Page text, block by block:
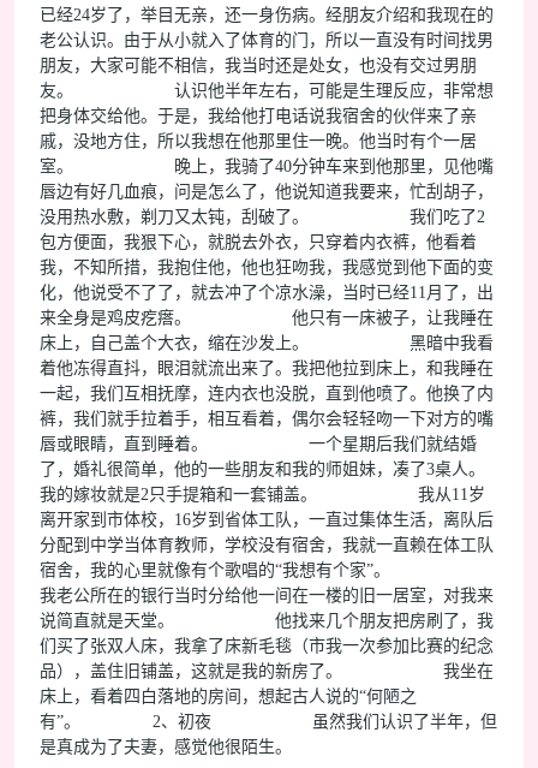
已经24岁了，举目无亲，还一身伤病。经朋友介绍和我现在的
老公认识。由于从小就入了体育的门，所以一直没有时间找男
朋友，大家可能不相信，我当时还是处女，也没有交过男朋
友。 认识他半年左右，可能是生理反应，非常想
把身体交给他。于是，我给他打电话说我宿舍的伙伴来了亲
戚，没地方住，所以我想在他那里住一晚。他当时有个一居
室。 晚上，我骑了40分钟车来到他那里，见他嘴
唇边有好几血痕，问是怎么了，他说知道我要来，忙刮胡子，
没用热水敷，剃刀又太钝，刮破了。 我们吃了2
包方便面，我狠下心，就脱去外衣，只穿着内衣裤，他看着
我，不知所措，我抱住他，他也狂吻我，我感觉到他下面的变
化，他说受不了了，就去冲了个凉水澡，当时已经11月了，出
来全身是鸡皮疙瘩。 他只有一床被子，让我睡在
床上，自己盖个大衣，缩在沙发上。 黑暗中我看
着他冻得直抖，眼泪就流出来了。我把他拉到床上，和我睡在
一起，我们互相抚摩，连内衣也没脱，直到他喷了。他换了内
裤，我们就手拉着手，相互看着，偶尔会轻轻吻一下对方的嘴
唇或眼睛，直到睡着。 一个星期后我们就结婚
了，婚礼很简单，他的一些朋友和我的师姐妹，凑了3桌人。
我的嫁妆就是2只手提箱和一套铺盖。 我从11岁
离开家到市体校，16岁到省体工队，一直过集体生活，离队后
分配到中学当体育教师，学校没有宿舍，我就一直赖在体工队
宿舍，我的心里就像有个歌唱的“我想有个家”。
我老公所在的银行当时分给他一间在一楼的旧一居室，对我来
说简直就是天堂。 他找来几个朋友把房刷了，我
们买了张双人床，我拿了床新毛毯（市我一次参加比赛的纪念
品），盖住旧铺盖，这就是我的新房了。 我坐在
床上，看着四白落地的房间，想起古人说的“何陋之
有”。 2、初夜 虽然我们认识了半年，但
是真成为了夫妻，感觉他很陌生。